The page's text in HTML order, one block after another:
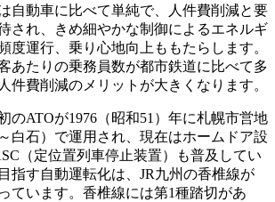
自動車に比べて単純で、人件費削減と要
され、きめ細やかな制御によるエネルギ
度運行、乗り心地向上ももたらします。
あたりの乗務員数が都市鉄道に比べて多
件費削減のメリットが大きくなります。
のATOが1976（昭和51）年に札幌市営地
白石）で運用され、現在はホームドア設
（定位置列車停止装置）も普及してい
指す自動運転化は、JR九州の香椎線が
ています。香椎線には第1種踏切があ